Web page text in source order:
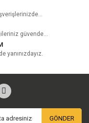
güvende...
yanınızdayız.
GÖNDER